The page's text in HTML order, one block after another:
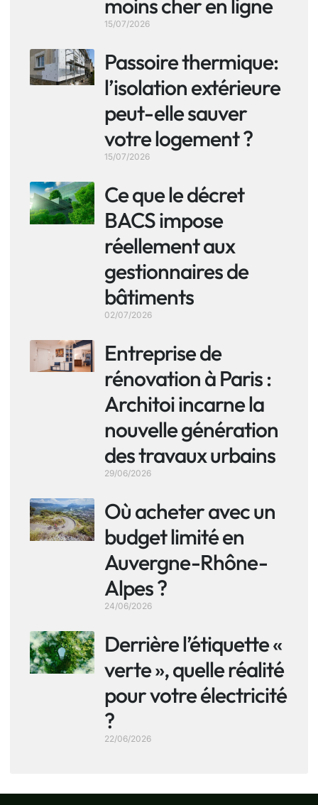
moins cher en ligne
15/07/2026
Passoire thermique:
l’isolation extérieure
peut-elle sauver
votre logement ?
15/07/2026
Ce que le décret
BACS impose
réellement aux
gestionnaires de
bâtiments
02/07/2026
Entreprise de
rénovation à Paris :
Architoi incarne la
nouvelle génération
des travaux urbains
29/06/2026
Où acheter avec un
budget limité en
Auvergne-Rhône-
Alpes ?
24/06/2026
Derrière l’étiquette «
verte », quelle réalité
pour votre électricité
?
22/06/2026